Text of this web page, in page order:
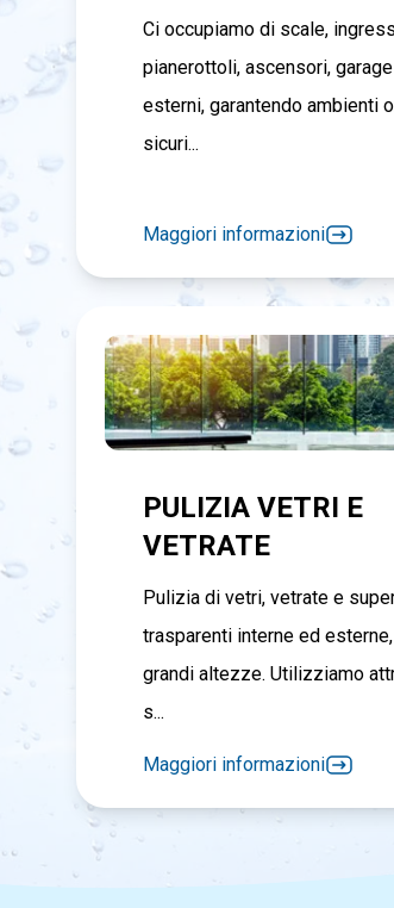
Ci occupiamo di scale,
pianerottoli, ascensori,
esterni, garantendo ambienti
sicuri...
Maggiori informazioni
PULIZIA VETRI E
VETRATE
Pulizia di vetri, vetrate e
trasparenti interne ed
grandi altezze. Utilizziamo
s...
Maggiori informazioni